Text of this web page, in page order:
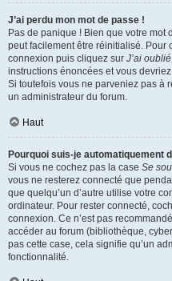
J’ai perdu mon mot de passe !
Pas de panique ! Bien que votre mot
peut facilement être réinitialisé. Pour
connexion puis cliquez sur J’ai
instructions énoncées et vous
Si toutefois vous ne parveniez pas à
un administrateur du forum.
Haut
Pourquoi suis-je automatiquement
Si vous ne cochez pas la case Se
vous ne resterez connecté que
que quelqu’un d’autre utilise votre
ordinateur. Pour rester connecté,
connexion. Ce n’est pas
accéder au forum (bibliothèque,
pas cette case, cela signifie qu’un
fonctionnalité.